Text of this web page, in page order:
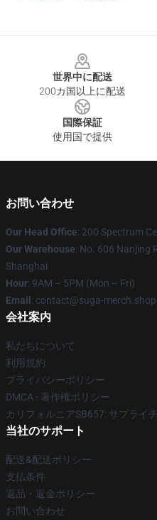
世界中に配送
200カ国以上に配送
国際保証
使用国で提供
お問い合わせ
Our Head Office: 200 Spectrum
Our Warehouse: No. 606 Nanjing
Shanghai
Hour: 9AM – 5PM (Mon – Fri)
Email : contact@suga-merch.shop
会社案内
私たちについて
利用規約
プライバシーポリシー
DMCA - 著作権ポリシー
カリフォルニアSB657: サプライ
当社のサポート
配送&配送ポリシー
支払条件
返品・返金ポリシー
お問い合わせ